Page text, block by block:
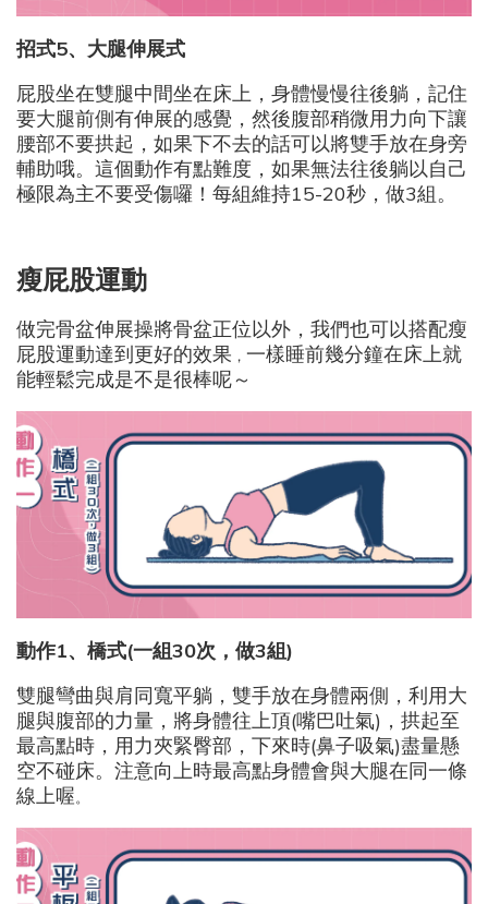
招式5、大腿伸展式
屁股坐在雙腿中間坐在床上，身體慢慢往後躺，記住
要大腿前側有伸展的感覺，然後腹部稍微用力向下讓
腰部不要拱起，如果下不去的話可以將雙手放在身旁
輔助哦。這個動作有點難度，如果無法往後躺以自己
極限為主不要受傷囉！每組維持15-20秒，做3組。
瘦屁股運動
做完骨盆伸展操將骨盆正位以外，我們也可以搭配瘦
屁股運動達到更好的效果 ， 一樣睡前幾分鐘在床上就
能輕鬆完成是不是很棒呢～
動作1、橋式(一組30次，做3組)
雙腿彎曲與肩同寬平躺，雙手放在身體兩側，利用大
腿與腹部的力量，將身體往上頂(嘴巴吐氣)，拱起至
最高點時，用力夾緊臀部，下來時(鼻子吸氣)盡量懸
空不碰床。注意向上時最高點身體會與大腿在同一條
線上喔。